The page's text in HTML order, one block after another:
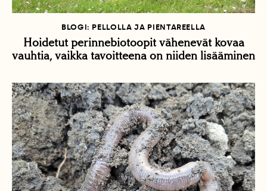
BLOGI: PELLOLLA JA PIENTAREELLA
Hoidetut perinnebiotoopit vähenevät kovaa
vauhtia, vaikka tavoitteena on niiden lisääminen